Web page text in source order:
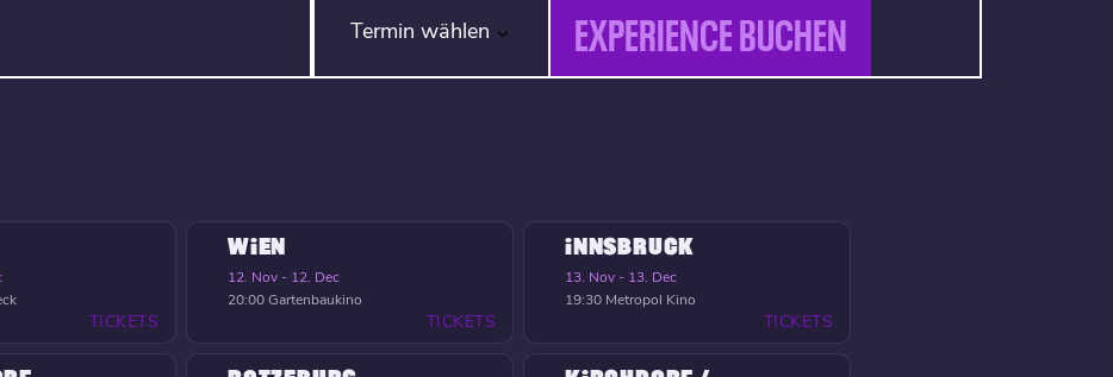
Termin wählen EXPERIENCE BUCHEN
TICKETS
WIEN
12. Nov - 12. Dec
20:00Gartenbaukino
TICKETS
INNSBRUCK
13. Nov - 13. Dec
19:30 Metropol Kino
TICKETS